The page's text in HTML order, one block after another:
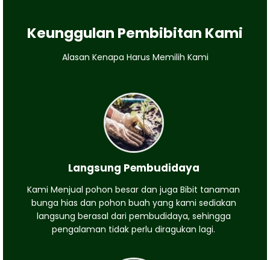
Keunggulan Pembibitan Kami
Alasan Kenapa Harus Memilih Kami
Langsung Pembudidaya
Kami Menjual pohon besar dan juga Bibit tanaman
bunga hias dan pohon buah yang kami sediakan
langsung berasal dari pembudidaya, sehingga
pengalaman tidak perlu diragukan lagi.